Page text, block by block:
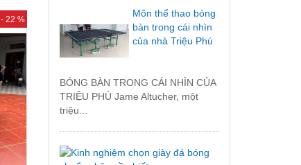
- 22 %
Môn thể thao bóng
bàn trong cái nhìn
của nhà Triệu Phú
BÓNG BÀN TRONG CÁI NHÌN CỦA
TRIỆU PHÚ Jame Altucher, một
triệu...